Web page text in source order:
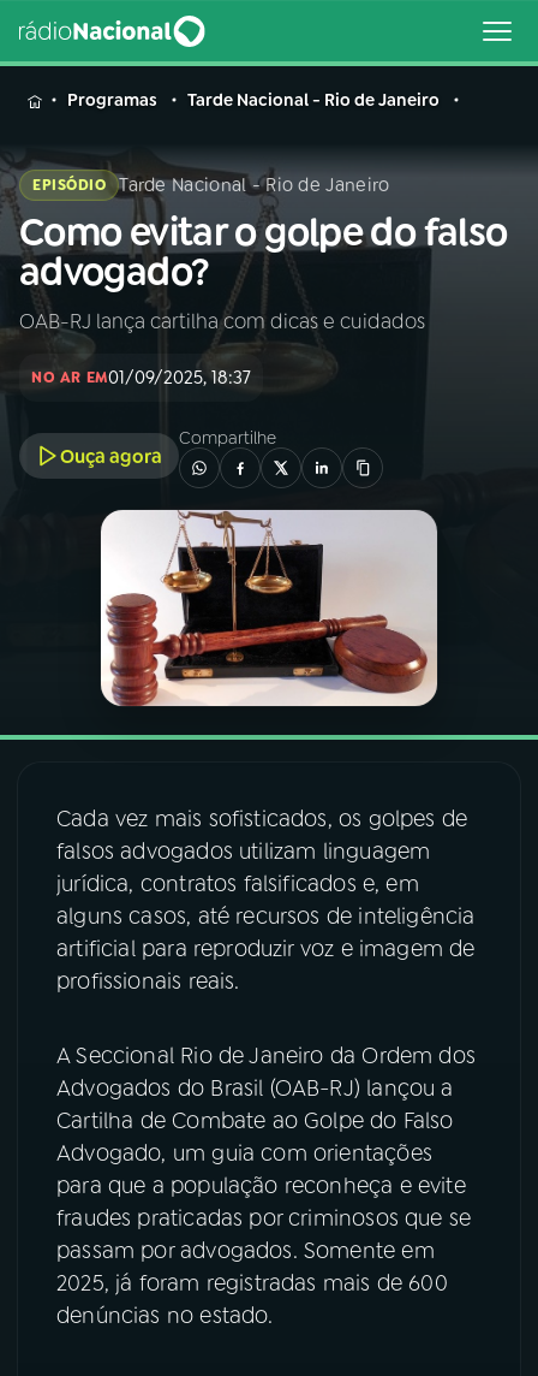
MENU
Buscar
na
Rádio
Nacional
Buscar
01INÍCIO
A RÁDIO
PROGRAMAÇÃO
PROGRAMAS
07 ÚLTIMAS
08 FESTIVAL DE MÚSICA
ACOMPANHE A RÁDIO NACIONAL
YouTube Facebook
Instagram X
TikTok
Programas Tarde Nacional - Rio de Janeiro
EPISÓDIO Tarde Nacional - Rio de Janeiro
Como evitar o golpe do falso
advogado?
OAB-RJ lança cartilha com dicas e cuidados
NO AR EM01/09/2025, 18:37
Ouça agora
Compartilhe
Cada vez mais sofisticados, os golpes de
falsos advogados utilizam linguagem
jurídica, contratos falsificados e, em
alguns casos, até recursos de inteligência
artificial para reproduzir voz e imagem de
profissionais reais.
A Seccional Rio de Janeiro da Ordem dos
Advogados do Brasil (OAB-RJ) lançou a
Cartilha de Combate ao Golpe do Falso
Advogado, um guia com orientações
para que a população reconheça e evite
fraudes praticadas por criminosos que se
passam por advogados. Somente em
2025, já foram registradas mais de 600
denúncias no estado.